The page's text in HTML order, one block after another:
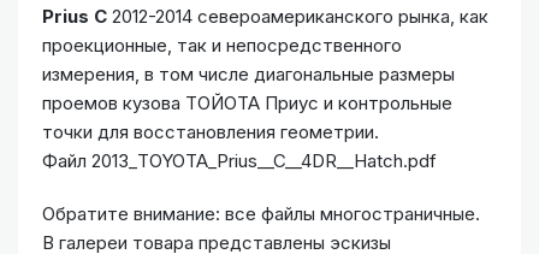
Prius C 2012-2014 североамериканского рынка, как
проекционные, так и непосредственного
измерения, в том числе диагональные размеры
проемов кузова ТОЙОТА Приус и контрольные
точки для восстановления геометрии.
Файл 2013_TOYOTA_Prius__C__4DR__Hatch.pdf
Обратите внимание: все файлы многостраничные.
В галереи товара представлены эскизы